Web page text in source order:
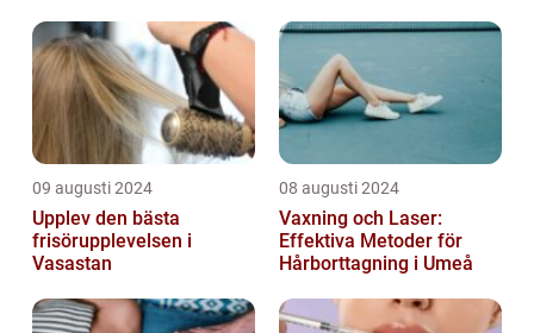
09 augusti 2024
Upplev den bästa
frisörupplevelsen i
Vasastan
08 augusti 2024
Vaxning och Laser:
Effektiva Metoder för
Hårborttagning i Umeå